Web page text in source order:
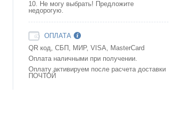
10. Не могу выбрать! Предложите
недорогую.
ОПЛАТА
QR код, СБП, МИР, VISA, MasterCard
Оплата наличными при получении.
Оплату активируем после расчета доставки
ПОЧТОЙ